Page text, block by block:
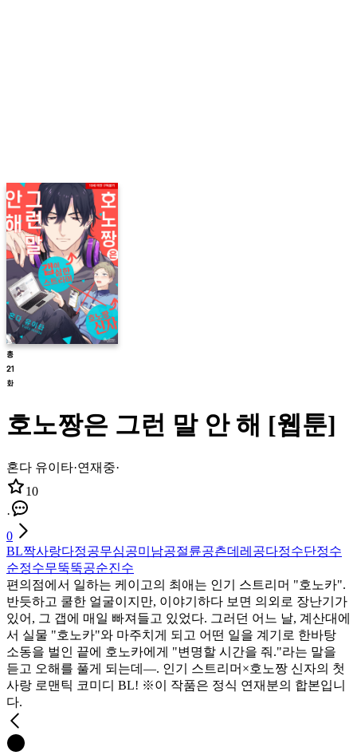
호노짱은 그런 말 안 해 [웹툰]
혼다 유이타·연재중·
10
·
0
BL짝사랑다정공무심공미남공절륜공츤데레공다정수단정수
순정수무뚝뚝공순진수
편의점에서 일하는 케이고의 최애는 인기 스트리머 "호노카".
반듯하고 쿨한 얼굴이지만, 이야기하다 보면 의외로 장난기가
있어, 그 갭에 매일 빠져들고 있었다. 그러던 어느 날, 계산대에
서 실물 "호노카"와 마주치게 되고 어떤 일을 계기로 한바탕
소동을 벌인 끝에 호노카에게 "변명할 시간을 줘."라는 말을
듣고 오해를 풀게 되는데―. 인기 스트리머×호노짱 신자의 첫
사랑 로맨틱 코미디 BL! ※이 작품은 정식 연재분의 합본입니
다.